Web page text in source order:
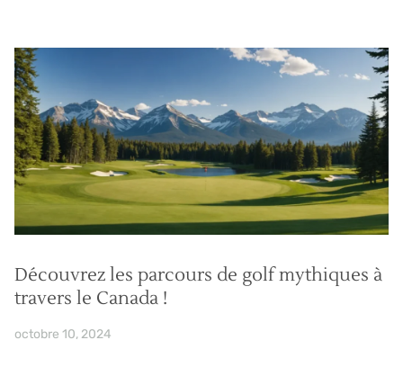
Découvrez les parcours de golf mythiques à
travers le Canada !
octobre 10, 2024